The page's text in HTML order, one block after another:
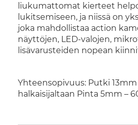
liukumattomat kierteet
lukitsemiseen, ja niissä on
joka mahdollistaa action
näyttöjen, LED-valojen,
lisävarusteiden nopean
Yhteensopivuus: Putki
halkaisijaltaan Pinta 5mm –